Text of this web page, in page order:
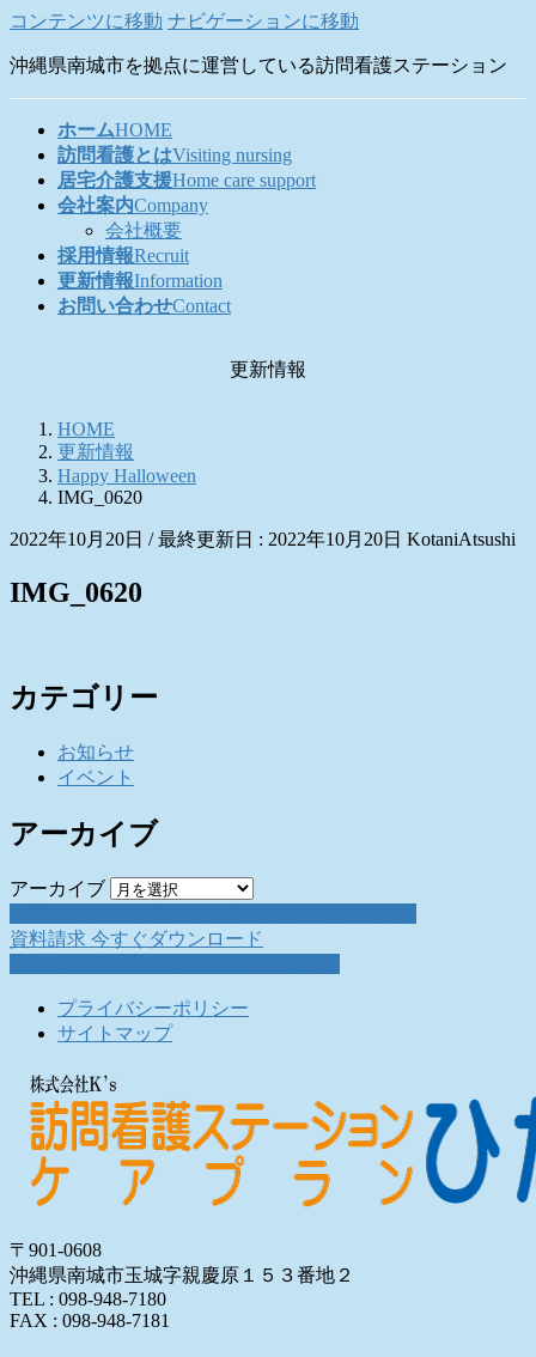
コンテンツに移動 ナビゲーションに移動
沖縄県南城市を拠点に運営している訪問看護ステーション
ホームHOME
訪問看護とはVisiting nursing
居宅介護支援Home care support
会社案内Company
会社概要
採用情報Recruit
更新情報Information
お問い合わせContact
更新情報
HOME
更新情報
Happy Halloween
IMG_0620
2022年10月20日 / 最終更新日 : 2022年10月20日 KotaniAtsushi
IMG_0620
カテゴリー
お知らせ
イベント
アーカイブ
アーカイブ
資料請求 今すぐダウンロード
プライバシーポリシー
サイトマップ
〒901-0608
沖縄県南城市玉城字親慶原１５３番地２
TEL : 098-948-7180
FAX : 098-948-7181